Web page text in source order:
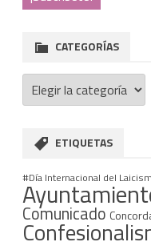
CATEGORÍAS
Categorías
ETIQUETAS
#Día Internacional del
Comunicado